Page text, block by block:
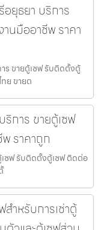
ยุธยา บริการ
นมืออาชีพ ราคา
ร ขายตู้เซฟ รับติดตั้งตู้
ย ขายต
การ ขายตู้เซฟ
ราคาถูก
ซฟ รับติดตั้งตู้เซฟ ติดต่อ
ำหรับการเช่าตู้